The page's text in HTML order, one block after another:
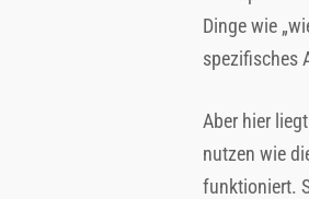
Dinge wie
spezifisches
Aber hier
nutzen wie
funktioniert.